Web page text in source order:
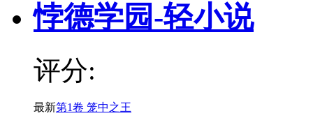
悖德学园-轻小说
评分:
最新第1卷 笼中之王